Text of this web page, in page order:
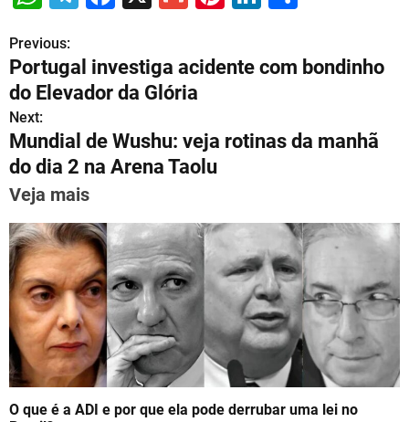
at
s
A
p
p
e
gr
a
m
e
b
o
o
ai
l
er
e
e
n
ar
e
P
o
s
t
n
a
v
i
g
a
t
Previous:
Portugal investiga acidente com bondinho
do Elevador da Glória
Next:
Mundial de Wushu: veja rotinas da manhã
do dia 2 na Arena Taolu
Veja mais
O que é a ADI e por que ela pode derrubar uma lei no